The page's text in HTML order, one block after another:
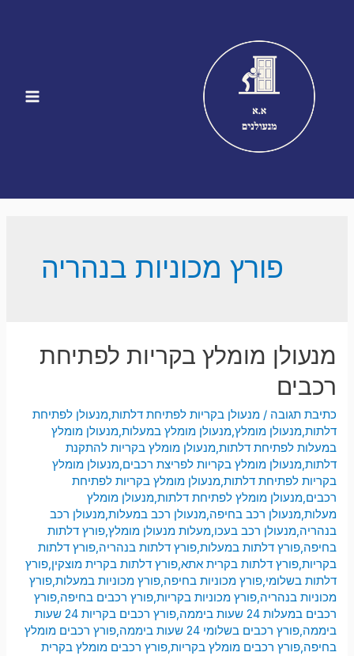
פורץ מכוניות בנהריה
מנעולן מומלץ בקריות לפתיחת
רכבים
כתיבת תגובה /מנעולן בקריות לפתיחת דלתות,מנעולן לפתיחת
דלתות,מנעולן מומלץ,מנעולן מומלץ במעלות,מנעולן מומלץ
במעלות לפתיחת דלתות,מנעולן מומלץ בקריות להתקנת
דלתות,מנעולן מומלץ בקריות לפריצת רכבים,מנעולן מומלץ
בקריות לפתיחת דלתות,מנעולן מומלץ בקריות לפתיחת
רכבים,מנעולן מומלץ לפתיחת דלתות,מנעולן מומלץ
מעלות,מנעולן רכב בחיפה,מנעולן רכב במעלות,מנעולן רכב
בנהריה,מנעולן רכב בעכו,מעלות מנעולן מומלץ,פורץ דלתות
בחיפה,פורץ דלתות במעלות,פורץ דלתות בנהריה,פורץ דלתות
בקריות,פורץ דלתות בקרית אתא,פורץ דלתות בקרית מוצקין,פורץ
דלתות בשלומי,פורץ מכוניות בחיפה,פורץ מכוניות במעלות,פורץ
מכוניות בנהריה,פורץ מכוניות בקריות,פורץ רכבים בחיפה,פורץ
רכבים במעלות 24 שעות ביממה
,
פורץ רכבים בקריות 24 שעות
ביממה,פורץ רכבים בשלומי 24 שעות ביממה ,פורץ רכבים מומלץ
בחיפה,פורץ רכבים מומלץ בקריות,פורץ רכבים מומלץ בקרית